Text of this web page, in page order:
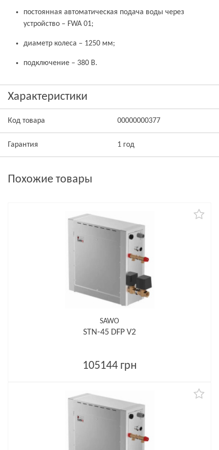
постоянная автоматическая подача воды через
устройство – FWA 01;
диаметр колеса – 1250 мм;
подключение – 380 В.
Характеристики
Код товара 00000000377
Гарантия 1 год
Похожие товары
SAWO
STN-45 DFP V2
105144 грн